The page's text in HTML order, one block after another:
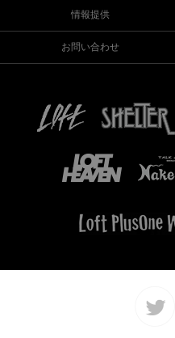
情報提供
お問い合わせ